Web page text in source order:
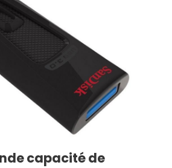
capacité de